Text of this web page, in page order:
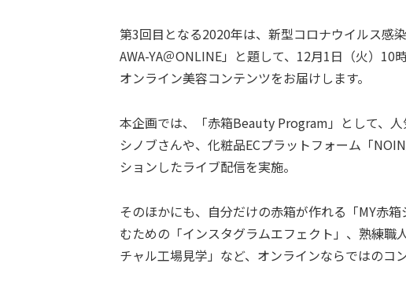
第3回目となる2020年は、新型コロナウイルス感
AWA-YA＠ONLINE」と題して、12月1日（火）
オンライン美容コンテンツをお届けします。
本企画では、「赤箱Beauty Program」として、
シノブさんや、化粧品ECプラットフォーム「
ションしたライブ配信を実施。
そのほかにも、自分だけの赤箱が作れる「MY赤
むための「インスタグラムエフェクト」、熟練職
チャル工場見学」など、オンラインならではのコ